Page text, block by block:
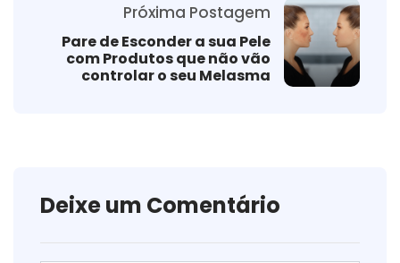
Próxima Postagem
Pare de Esconder a sua Pele
com Produtos que não vão
controlar o seu Melasma
Deixe um Comentário